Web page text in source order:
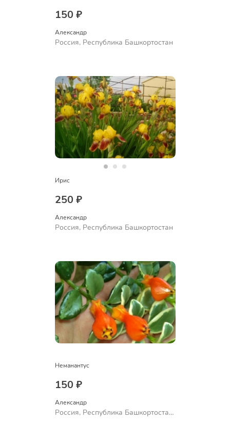
150 ₽
Александр
Россия, Республика Башкортостан
Ирис
250 ₽
Александр
Россия, Республика Башкортостан
Неманантус
150 ₽
Александр
Россия, Республика Башкортостан,